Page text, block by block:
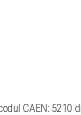
CAEN: 5210